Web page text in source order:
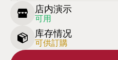
店内演示
可用
库存情况
可供訂購